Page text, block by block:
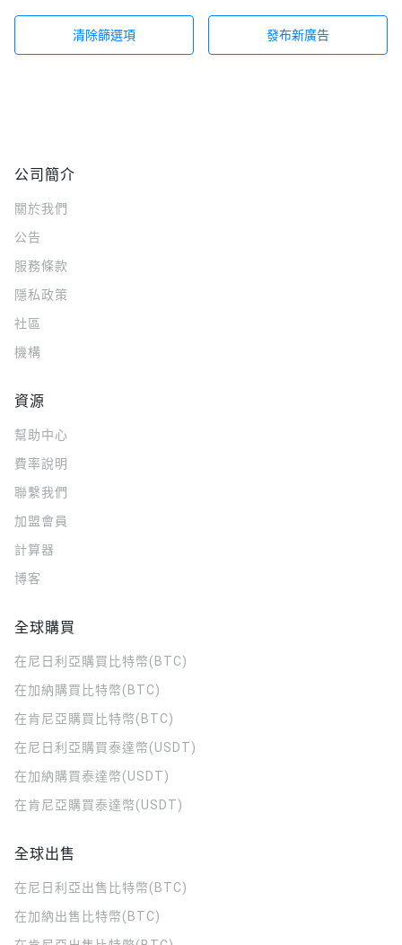
清除篩選項 發布新廣告
公司簡介
關於我們
公告
服務條款
隱私政策
社區
機構
資源
幫助中心
費率說明
聯繫我們
加盟會員
計算器
博客
全球購買
在尼日利亞購買比特幣(BTC)
在加納購買比特幣(BTC)
在肯尼亞購買比特幣(BTC)
在尼日利亞購買泰達幣(USDT)
在加納購買泰達幣(USDT)
在肯尼亞購買泰達幣(USDT)
全球出售
在尼日利亞出售比特幣(BTC)
在加納出售比特幣(BTC)